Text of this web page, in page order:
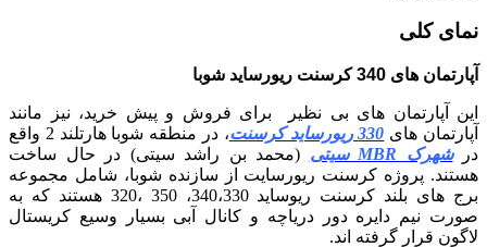
نمای کلی
آپارتمان های 340 کرسنت ریورساید شوبا
این آپارتمان های بی نظیر برای فروش و پیش خرید، نیز مانند
آپارتمان های 330 ریورساید کرسنت
، در منطقه شوبا هارتلند 2 واقع
درشهرک MBR سیتی
(محمد بن راشد سیتی) در حال ساخت
هستند. پروژه کرسنت ریورسایت از سازنده شوبا، شامل مجموعه
برج های بلند کرسنت ریوساید 340،330، 350 ،320 هستند که به
صورت نیم دایره دور دریاچه و کانال آبی بسیار وسیع کریستال
لاگون قرار گرفته اند.